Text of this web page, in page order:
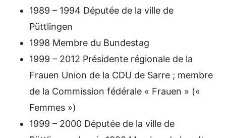
1989 – 1994 Députée de la ville de
Püttlingen
1998 Membre du Bundestag
1999 – 2012 Présidente régionale de la
Frauen Union de la CDU de Sarre ; membre
de la Commission fédérale « Frauen » («
Femmes »)
1999 – 2000 Députée de la ville de